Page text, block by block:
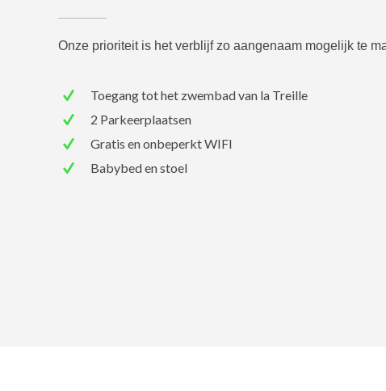
Onze prioriteit is het verblijf zo aangenaam mogelijk te
Toegang tot het zwembad van la Treille
2 Parkeerplaatsen
Gratis en onbeperkt WIFI
Babybed en stoel